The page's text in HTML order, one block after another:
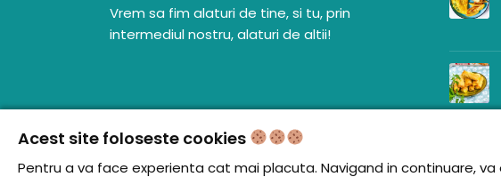
Vrem sa fim alaturi de tine, si tu, prin
intermediul nostru, alaturi de altii!
© iCooking.ro. Toate drepturile rezervate.
Acest site foloseste cookies
Pentru a va face experienta cat mai placuta. Navigand in continuare,